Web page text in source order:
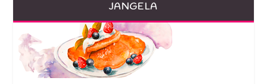
JANGELA